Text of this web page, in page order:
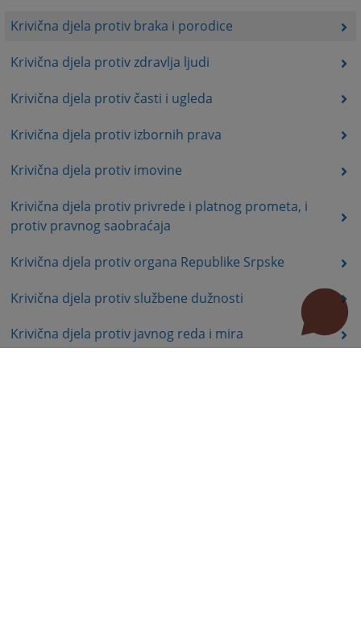
Krivična djela protiv braka i porodice
Krivična djela protiv zdravlja ljudi
Krivična djela protiv časti i ugleda
Krivična djela protiv izbornih prava
Krivična djela protiv imovine
Krivična djela protiv privrede i platnog prometa, i
protiv pravnog saobraćaja
Krivična djela protiv organa Republike Srpske
Krivična djela protiv službene dužnosti
Krivična djela protiv javnog reda i mira